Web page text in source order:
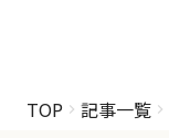
TOP 記事一覧